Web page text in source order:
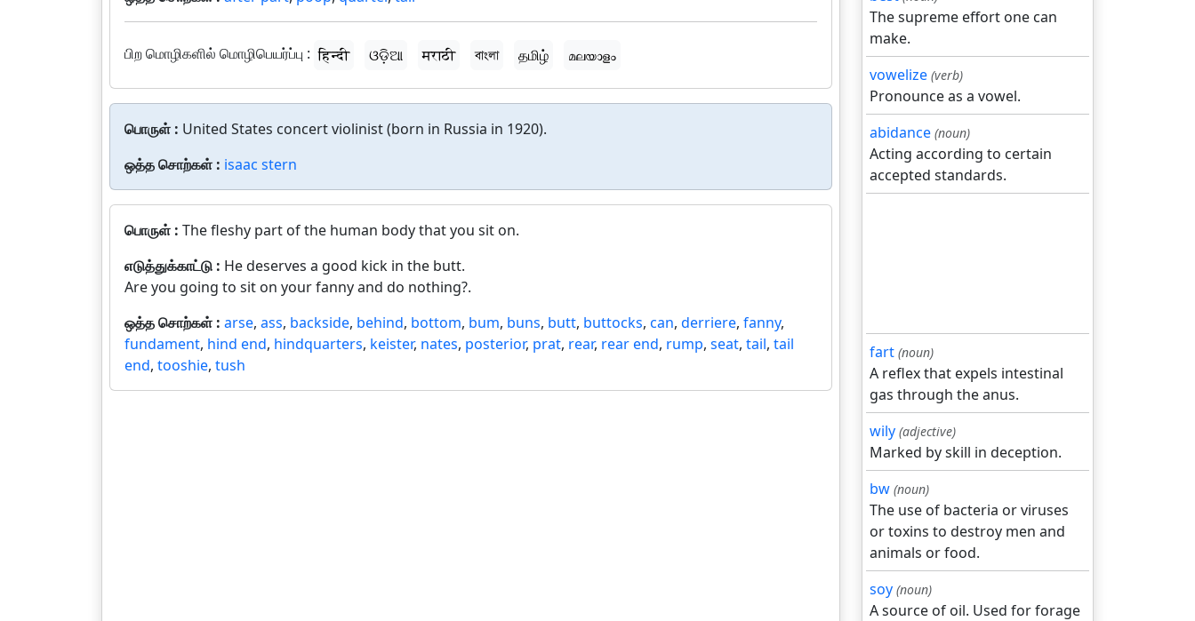
பிற மொழிகளில் மொழிபெயர்ப்பு : हिन्दी ଓଡ଼ିଆ मराठी বাংলা தமிழ் മലയാളം
பொருள் : United States concert violinist (born in Russia in 1920).
ஒத்த சொற்கள் : isaac stern
பொருள் : The fleshy part of the human body that you sit on.
எடுத்துக்காட்டு : He deserves a good kick in the butt.
Are you going to sit on your fanny and do nothing?.
ஒத்த சொற்கள் : arse, ass, backside, behind, bottom, bum, buns, butt, buttocks, can, derriere, fanny,
fundament, hind end, hindquarters, keister, nates, posterior, prat, rear, rear end, rump, seat, tail, tail
end, tooshie, tush
The supreme effort one can
make.
vowelize (verb)
Pronounce as a vowel.
abidance (noun)
Acting according to certain
accepted standards.
fart (noun)
A reflex that expels intestinal
gas through the anus.
wily (adjective)
Marked by skill in deception.
bw (noun)
The use of bacteria or viruses
or toxins to destroy men and
animals or food.
soy (noun)
A source of oil. Used for forage